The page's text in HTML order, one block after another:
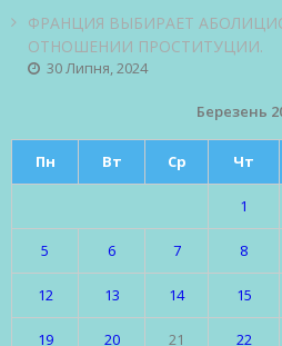
ФРАНЦИЯ ВЫБИРАЕТ
ОТНОШЕНИИ ПРОСТИТУЦИИ.
30 Липня, 2024
Березень
Пн Вт Ср Чт
1
5 6 7 8
12 13 14 15
19 20 21 22